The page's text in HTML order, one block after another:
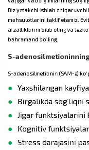
Biz yetakchi ishlab
mahsulotlarini taklif etamiz.
afzalliklarini bilib oling va
bahramand bo'ling.
S-
S-adenosilmetionin (SAM-e)
Yaxshilangan
Birgalikda sog'liqni
Jigar funktsiyalarini
Kognitiv
Stress darajasini